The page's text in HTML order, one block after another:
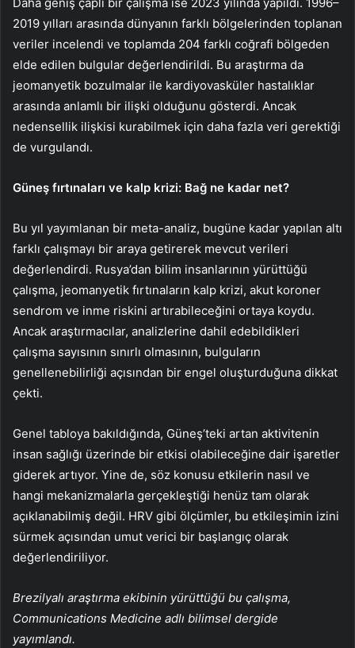
2019 yılları arasında dünyanın farklı bölgelerinden toplanan
veriler incelendi ve toplamda 204 farklı coğrafi bölgeden
elde edilen bulgular değerlendirildi. Bu araştırma da
jeomanyetik bozulmalar ile kardiyovasküler hastalıklar
arasında anlamlı bir ilişki olduğunu gösterdi. Ancak
nedensellik ilişkisi kurabilmek için daha fazla veri gerektiği
de vurgulandı.
Güneş fırtınaları ve kalp krizi: Bağ ne kadar net?
Bu yıl yayımlanan bir meta-analiz, bugüne kadar yapılan altı
farklı çalışmayı bir araya getirerek mevcut verileri
değerlendirdi. Rusya’dan bilim insanlarının yürüttüğü
çalışma, jeomanyetik fırtınaların kalp krizi, akut koroner
sendrom ve inme riskini artırabileceğini ortaya koydu.
Ancak araştırmacılar, analizlerine dahil edebildikleri
çalışma sayısının sınırlı olmasının, bulguların
genellenebilirliği açısından bir engel oluşturduğuna dikkat
çekti.
Genel tabloya bakıldığında, Güneş’teki artan aktivitenin
insan sağlığı üzerinde bir etkisi olabileceğine dair işaretler
giderek artıyor. Yine de, söz konusu etkilerin nasıl ve
hangi mekanizmalarla gerçekleştiği henüz tam olarak
açıklanabilmiş değil. HRV gibi ölçümler, bu etkileşimin izini
sürmek açısından umut verici bir başlangıç olarak
değerlendiriliyor.
Brezilyalı araştırma ekibinin yürüttüğü bu çalışma,
Communications Medicine adlı bilimsel dergide
yayımlandı.